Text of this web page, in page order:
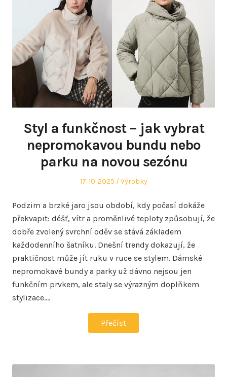
Styl a funkčnost – jak vybrat
nepromokavou bundu nebo
parku na novou sezónu
Posted
17. 10. 2025
Posted
Výrobky
Podzim a brzké jaro jsou období, kdy počasí dokáže
překvapit: déšť, vítr a proměnlivé teploty způsobují, že
dobře zvolený svrchní oděv se stává základem
každodenního šatníku. Dnešní trendy dokazují, že
praktičnost může jít ruku v ruce se stylem. Dámské
nepromokavé bundy a parky už dávno nejsou jen
funkčním prvkem, ale staly se výrazným doplňkem
stylizace.…
Přečíst